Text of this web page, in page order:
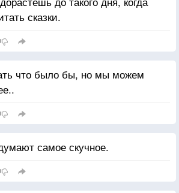
сказки.
что было бы, но мы можем
самое скучное.